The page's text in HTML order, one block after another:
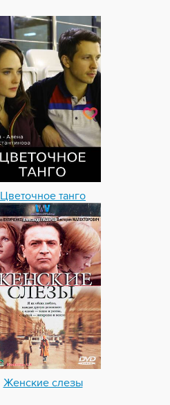
Цветочное танго
Женские слезы